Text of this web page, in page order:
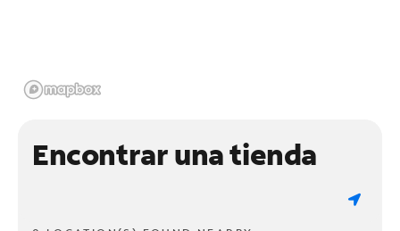
Encontrar una tienda